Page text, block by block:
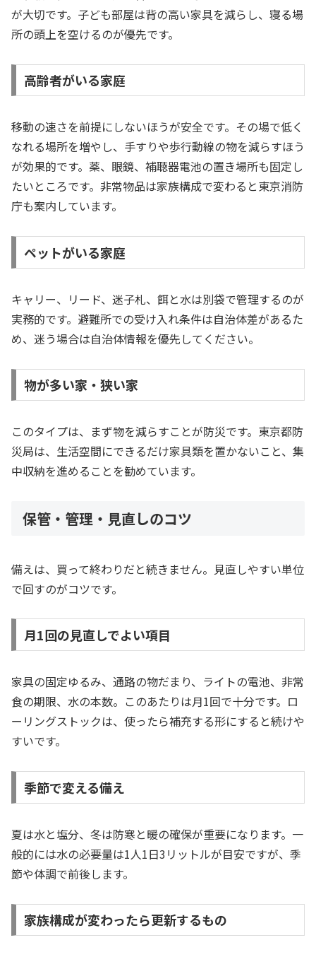
が大切です。子ども部屋は背の高い家具を減らし、寝る場
所の頭上を空けるのが優先です。
高齢者がいる家庭
移動の速さを前提にしないほうが安全です。その場で低く
なれる場所を増やし、手すりや歩行動線の物を減らすほう
が効果的です。薬、眼鏡、補聴器電池の置き場所も固定し
たいところです。非常物品は家族構成で変わると東京消防
庁も案内しています。
ペットがいる家庭
キャリー、リード、迷子札、餌と水は別袋で管理するのが
実務的です。避難所での受け入れ条件は自治体差があるた
め、迷う場合は自治体情報を優先してください。
物が多い家・狭い家
このタイプは、まず物を減らすことが防災です。東京都防
災局は、生活空間にできるだけ家具類を置かないこと、集
中収納を進めることを勧めています。
保管・管理・見直しのコツ
備えは、買って終わりだと続きません。見直しやすい単位
で回すのがコツです。
月1回の見直しでよい項目
家具の固定ゆるみ、通路の物だまり、ライトの電池、非常
食の期限、水の本数。このあたりは月1回で十分です。ロ
ーリングストックは、使ったら補充する形にすると続けや
すいです。
季節で変える備え
夏は水と塩分、冬は防寒と暖の確保が重要になります。一
般的には水の必要量は1人1日3リットルが目安ですが、季
節や体調で前後します。
家族構成が変わったら更新するもの